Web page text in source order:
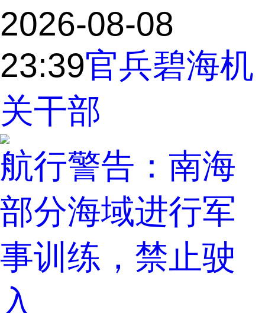
2026-08-08
23:39官兵碧海机
关干部
航行警告：南海
部分海域进行军
事训练，禁止驶
入